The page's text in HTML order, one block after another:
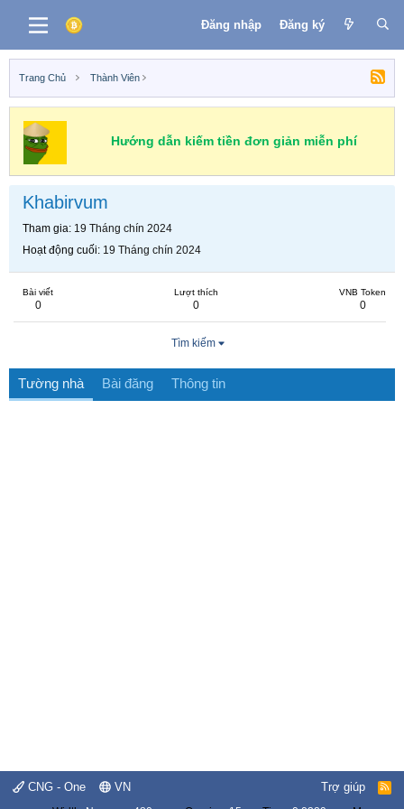
Đăng nhập Đăng ký
Trang Chủ Thành Viên
Hướng dẫn kiếm tiền đơn giản miễn phí
Khabirvum
Tham gia 19 Tháng chín 2024
Hoạt động cuối 19 Tháng chín 2024
Bài viết
0
Lượt thích
0
VNB Token
0
Tìm kiếm
Tường nhà Bài đăng Thông tin
CNG - One VN Trợ giúp
R